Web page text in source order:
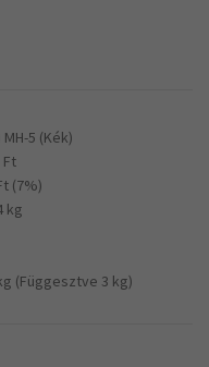
MH-5 (Kék)
Ft
(7%)
kg
(Függesztve 3 kg)